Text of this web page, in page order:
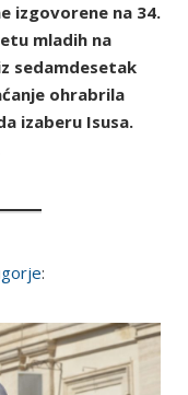
izgovorene na 34.
mladih na
sedamdesetak
ohrabrila
izaberu Isusa.
: